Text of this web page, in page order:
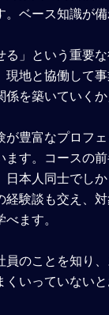
ベース知識が
る」という重要
地と協働して
を築いていくか
豊富なプロフ
す。コースの
本人同士でし
経験談も交え、
ます。
のことを知り
いっていない